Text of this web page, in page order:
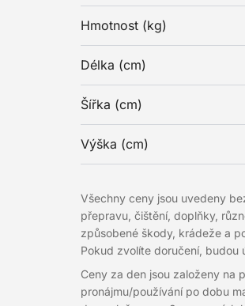
Hmotnost (kg)
Délka (cm)
Šířka (cm)
Výška (cm)
Všechny ceny jsou uvedeny
přepravu, čištění, doplňky,
způsobené škody, krádeže a
Pokud zvolíte doručení,
Ceny za den jsou založeny na
pronájmu/používání po dobu